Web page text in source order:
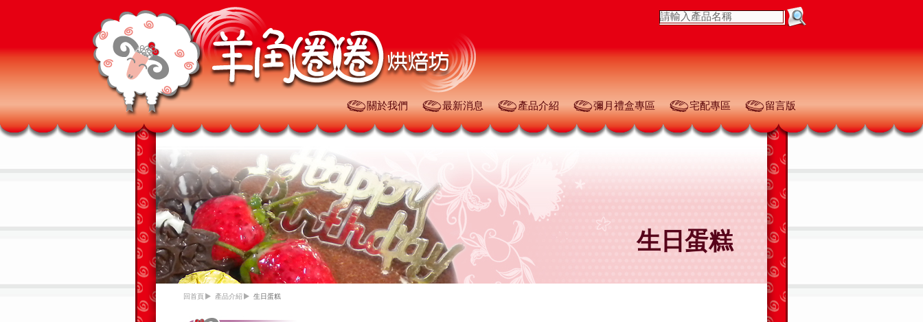
關於我們 最新消息 產品介紹 彌月禮盒專區 宅配專區 留言版
生日蛋糕
回首頁 產品介紹 生日蛋糕